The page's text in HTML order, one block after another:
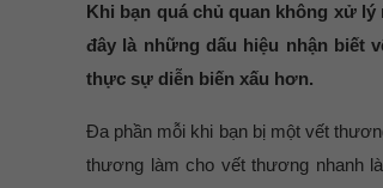
Khi bạn quá chủ quan không xử
đây là những dấu hiệu nhận biết
thực sự diễn biến xấu hơn.
Đa phần mỗi khi bạn bị một vết
thương làm cho vết thương nhanh